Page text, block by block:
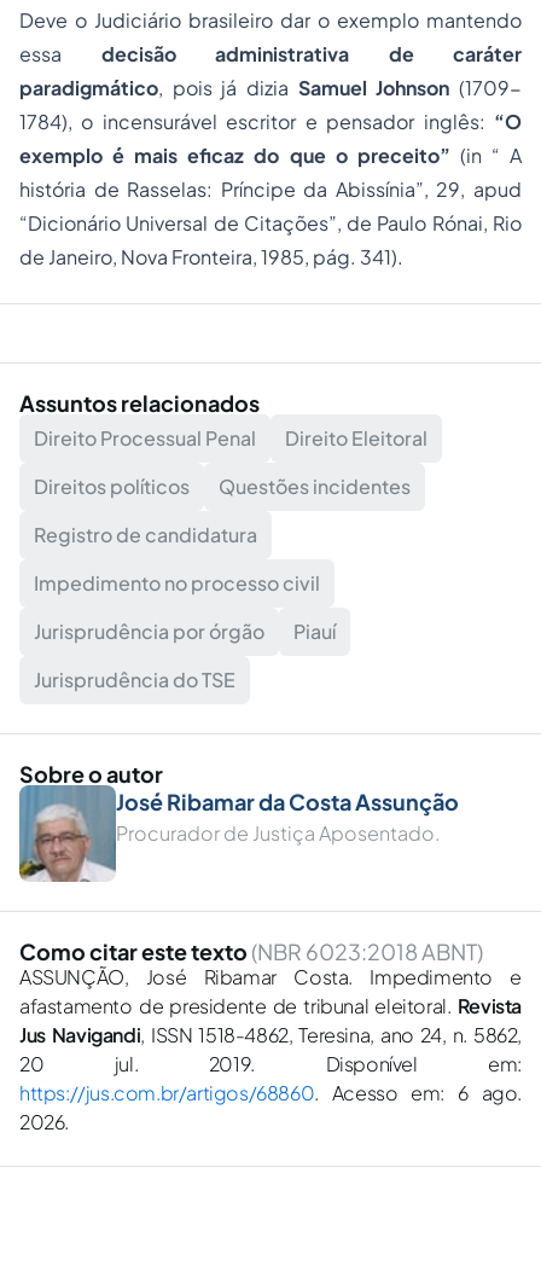
Deve o Judiciário brasileiro dar o exemplo mantendo
essa decisão administrativa de caráter
paradigmático, pois já dizia Samuel Johnson (1709-
1784), o incensurável escritor e pensador inglês: “O
exemplo é mais eficaz do que o preceito” (in “ A
história de Rasselas: Príncipe da Abissínia”, 29, apud
“Dicionário Universal de Citações”, de Paulo Rónai, Rio
de Janeiro, Nova Fronteira, 1985, pág. 341).
Assuntos relacionados
Direito Processual Penal
Direito Eleitoral
Direitos políticos
Questões incidentes
Registro de candidatura
Impedimento no processo civil
Jurisprudência por órgão
Piauí
Jurisprudência do TSE
Sobre o autor
José Ribamar da Costa Assunção
Procurador de Justiça Aposentado.
Como citar este texto (NBR 6023:2018 ABNT)
ASSUNÇÃO, José Ribamar Costa. Impedimento e
afastamento de presidente de tribunal eleitoral. Revista
Jus Navigandi, ISSN 1518-4862, Teresina, ano 24, n. 5862,
20 jul. 2019. Disponível em:
https://jus.com.br/artigos/68860. Acesso em: 6 ago.
2026.